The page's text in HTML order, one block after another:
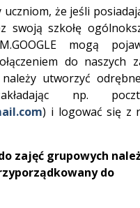
uczniom, że jeśli
swoją szkołę
mogą
do naszych
utworzyć
np.
) i logować się z
zajęć grupowych
do